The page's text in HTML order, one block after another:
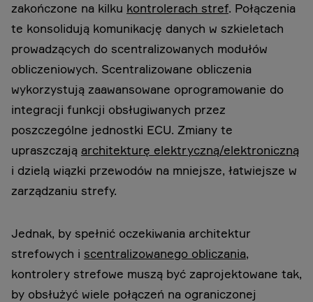
zakończone na kilku kontrolerach stref. Połączenia
te konsolidują komunikację danych w szkieletach
prowadzących do scentralizowanych modułów
obliczeniowych. Scentralizowane obliczenia
wykorzystują zaawansowane oprogramowanie do
integracji funkcji obsługiwanych przez
poszczególne jednostki ECU. Zmiany te
upraszczają architekturę elektryczną/elektroniczną
i dzielą wiązki przewodów na mniejsze, łatwiejsze w
zarządzaniu strefy.
Jednak, by spełnić oczekiwania architektur
strefowych i scentralizowanego obliczania,
kontrolery strefowe muszą być zaprojektowane tak,
by obsłużyć wiele połączeń na ograniczonej